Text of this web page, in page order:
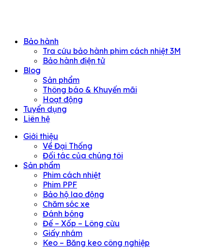
Bảo hành
Tra cứu bảo hành phim cách nhiệt 3M
Bảo hành điện tử
Blog
Sản phẩm
Thông báo & Khuyến mãi
Hoạt động
Tuyển dụng
Liên hệ
Giới thiệu
Về Đại Thống
Đối tác của chúng tôi
Sản phẩm
Phim cách nhiệt
Phim PPF
Bảo hộ lao động
Chăm sóc xe
Đánh bóng
Đế – Xốp – Lông cừu
Giấy nhám
Keo – Băng keo công nghiệp